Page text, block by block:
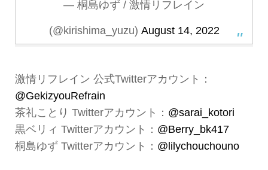
— 桐島ゆず / 激情リフレイン
(@kirishima_yuzu) August 14, 2022
激情リフレイン 公式Twitterアカウント：
@GekizyouRefrain
茶礼ことり Twitterアカウント： @sarai_kotori
黒ベリィ Twitterアカウント： @Berry_bk417
桐島ゆず Twitterアカウント： @lilychouchouno